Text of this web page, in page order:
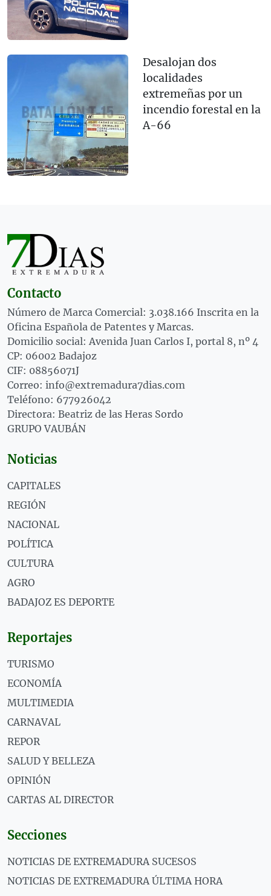
Desalojan dos
localidades
extremeñas por un
incendio forestal en la
A-66
Contacto
Número de Marca Comercial: 3.038.166 Inscrita en la
Oficina Española de Patentes y Marcas.
Domicilio social: Avenida Juan Carlos I, portal 8, nº 4
CP: 06002 Badajoz
CIF: 08856071J
Correo: info@extremadura7dias.com
Teléfono: 677926042
Directora: Beatriz de las Heras Sordo
GRUPO VAUBÁN
Noticias
CAPITALES
REGIÓN
NACIONAL
POLÍTICA
CULTURA
AGRO
BADAJOZ ES DEPORTE
Reportajes
TURISMO
ECONOMÍA
MULTIMEDIA
CARNAVAL
REPOR
SALUD Y BELLEZA
OPINIÓN
CARTAS AL DIRECTOR
Secciones
NOTICIAS DE EXTREMADURA SUCESOS
NOTICIAS DE EXTREMADURA ÚLTIMA HORA